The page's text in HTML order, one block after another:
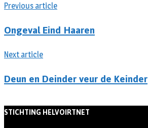
Previous article
Ongeval Eind Haaren
Next article
Deun en Deinder veur de Keinder
STICHTING HELVOIRTNET